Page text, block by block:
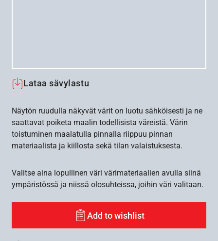
Lataa sävylastu
Näytön ruudulla näkyvät värit on luotu sähköisesti ja ne
saattavat poiketa maalin todellisista väreistä. Värin
toistuminen maalatulla pinnalla riippuu pinnan
materiaalista ja kiillosta sekä tilan valaistuksesta.
Valitse aina lopullinen väri värimateriaalien avulla siinä
ympäristössä ja niissä olosuhteissa, joihin väri valitaan.
Add to wishlist